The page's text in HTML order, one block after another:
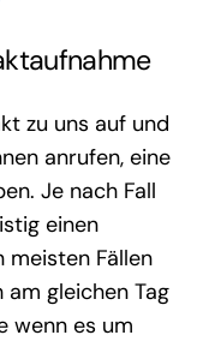
zu uns auf und
anrufen, eine
Je nach Fall
einen
meisten Fällen
am gleichen Tag
wenn es um